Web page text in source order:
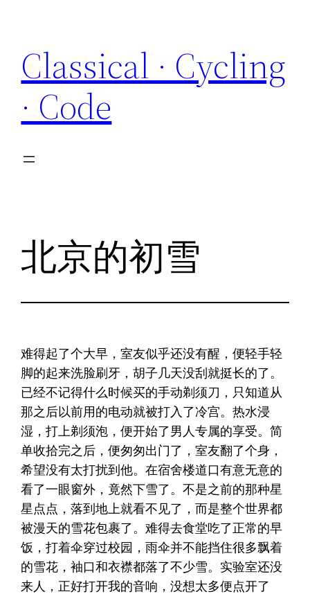
content
Classical · Cycling
· Code
北京的初雪
难得起了个大早，室友似乎还没有醒，便轻手轻
脚的起来洗脸刷牙，胡子几天没刮就挺长的了。
已经不记得什么时候买的手动剃须刀，只知道从
那之后以前用的电动就被打入了冷宫。热水浸
湿，打上剃须泡，便开始了男人专属的享受。简
单收拾完之后，便匆匆出门了，室友翻了个身，
希望没有太打扰到他。在宿舍楼道口有意无意的
看了一眼窗外，竟然下雪了。不是之前的那种星
星点点，落到地上就看不见了，而是整个世界都
被漫天的雪花包裹了。难得去食堂吃了正常的早
饭，打着伞穿过校园，雨伞并不能挡住很多飘着
的雪花，袖口和衣襟都落了不少雪。实验室还没
来人，正好打开我的音响，没想太多便点开了